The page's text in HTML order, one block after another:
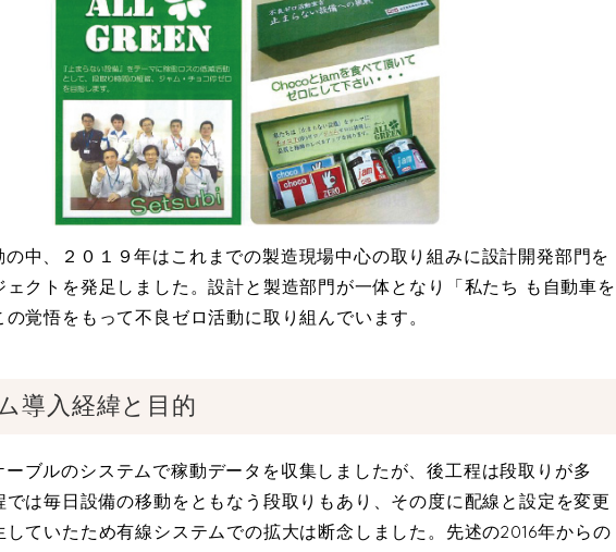
の中、２０１９年はこれまでの製造現場中心の取り組みに設計開発部門を
ェクトを発足しました。設計と製造部門が一体となり「私たち も自動車を
覚悟をもって不良ゼロ活動に取り組んでいます。
導入経緯と目的
ーブルのシステムで稼動データを収集しましたが、後工程は段取りが多
では毎日設備の移動をともなう段取りもあり、その度に配線と設定を変更
していたため有線システムでの拡大は断念しました。先述の2016年からの